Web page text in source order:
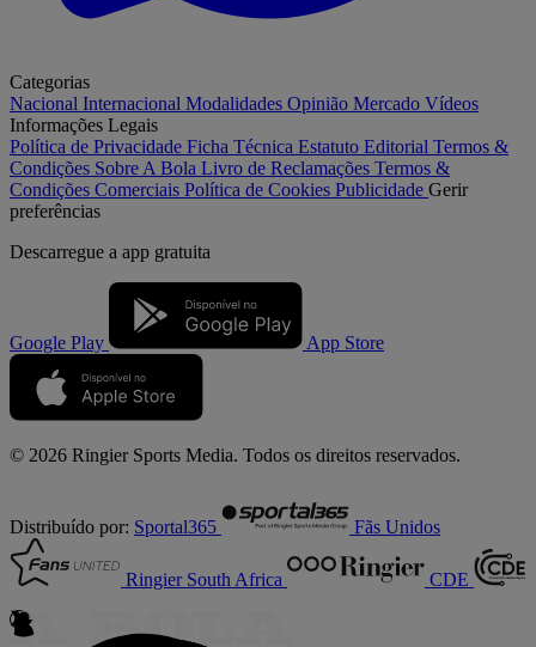
Categorias
Nacional Internacional Modalidades Opinião Mercado Vídeos
Informações Legais
Política de Privacidade Ficha Técnica Estatuto Editorial Termos &
Condições Sobre A Bola Livro de Reclamações Termos &
Condições Comerciais Política de Cookies Publicidade Gerir
preferências
Descarregue a app gratuita
Google Play App Store
© 2026 Ringier Sports Media. Todos os direitos reservados.
Distribuído por: Sportal365 Fãs Unidos
Ringier South Africa CDE